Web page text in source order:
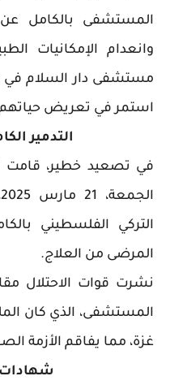
المستشفى بالكامل
وانعدام الإمكانيات
مستشفى دار السلام في
استمر في تعريض
التدمير
في تصعيد خطير، قامت
التركي الفلسطيني
المرضى من العلاج.
نشرت قوات الاحتلال
المستشفى، الذي كان
غزة، مما يفاقم الأزمة